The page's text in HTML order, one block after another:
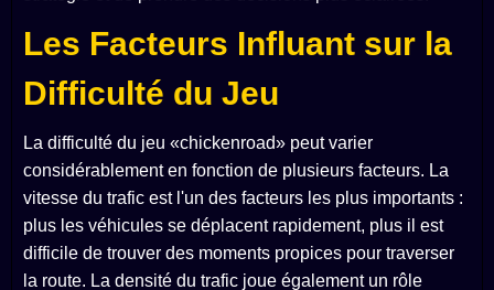
Les Facteurs Influant sur la
Difficulté du Jeu
La difficulté du jeu «chickenroad» peut varier
considérablement en fonction de plusieurs facteurs. La
vitesse du trafic est l'un des facteurs les plus importants :
plus les véhicules se déplacent rapidement, plus il est
difficile de trouver des moments propices pour traverser
la route. La densité du trafic joue également un rôle